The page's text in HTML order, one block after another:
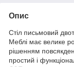
Опис
Стіл письмовий
Меблі має велике
рішенням
простий і